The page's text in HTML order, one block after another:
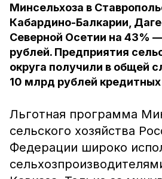
Минсельхоза в
Кабардино-Балкарии,
Северной Осетии на 43%
рублей. Предприятия
округа получили в общей
10 млрд рублей
Льготная программа
сельского хозяйства
Федерации широко